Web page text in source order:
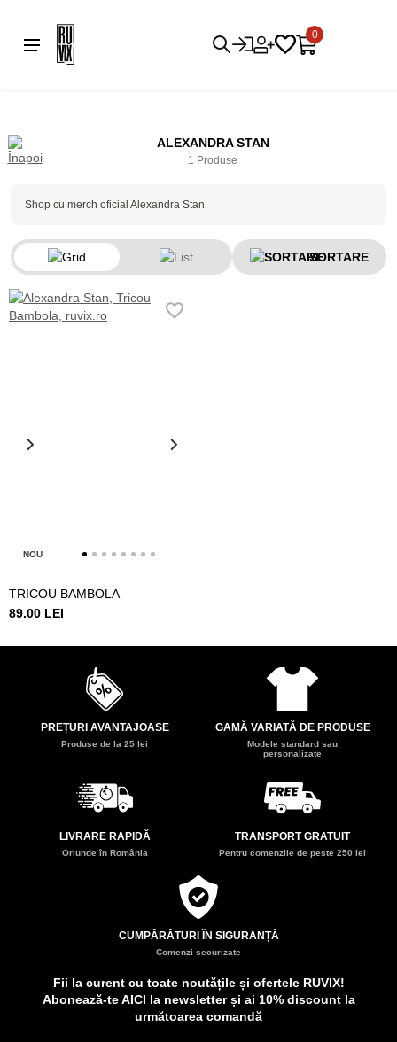
0
ALEXANDRA STAN
1 Produse
Shop cu merch oficial Alexandra Stan
SORTARE
NOU
TRICOU BAMBOLA
89.00 LEI
PREȚURI AVANTAJOASE
Produse de la 25 lei
GAMĂ VARIATĂ DE PRODUSE
Modele standard sau
personalizate
LIVRARE RAPIDĂ
Oriunde în România
TRANSPORT GRATUIT
Pentru comenzile de peste 250 lei
CUMPĂRĂTURI ÎN SIGURANȚĂ
Comenzi securizate
Fii la curent cu toate noutățile și ofertele RUVIX!
Abonează-te AICI la newsletter și ai 10% discount la
următoarea comandă